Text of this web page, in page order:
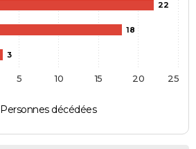
22
18
3
Personnes décédées
5 10 15 20 25